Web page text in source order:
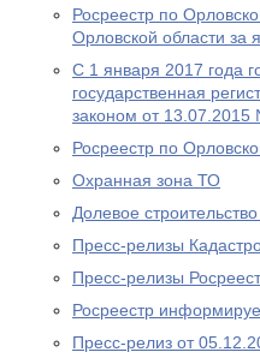
Росреестр по
Орловской области за
С 1 января 2017 года
государственная
законом от
Росреестр по
Охранная зона ТО
Долевое
Пресс-релизы
Пресс-релизы
Росреестр
Пресс-релиз от